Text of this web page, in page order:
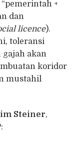
+
dan
licence).
toleransi
gajah akan
koridor
mustahil
Steiner,